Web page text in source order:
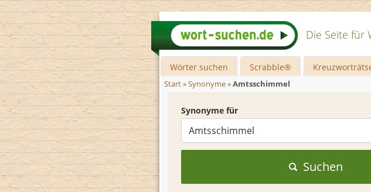
Die Seite für
Wörter suchen Scrabble®
Start»Synonyme»Amtsschimmel
Synonyme für
Suchen